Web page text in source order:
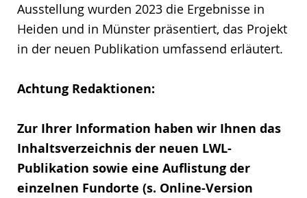
Ausstellung wurden 2023 die Ergebnisse in
Heiden und in Münster präsentiert, das Projekt
in der neuen Publikation umfassend erläutert.
Achtung Redaktionen:
Zur Ihrer Information haben wir Ihnen das
Inhaltsverzeichnis der neuen LWL-
Publikation sowie eine Auflistung der
einzelnen Fundorte (s. Online-Version